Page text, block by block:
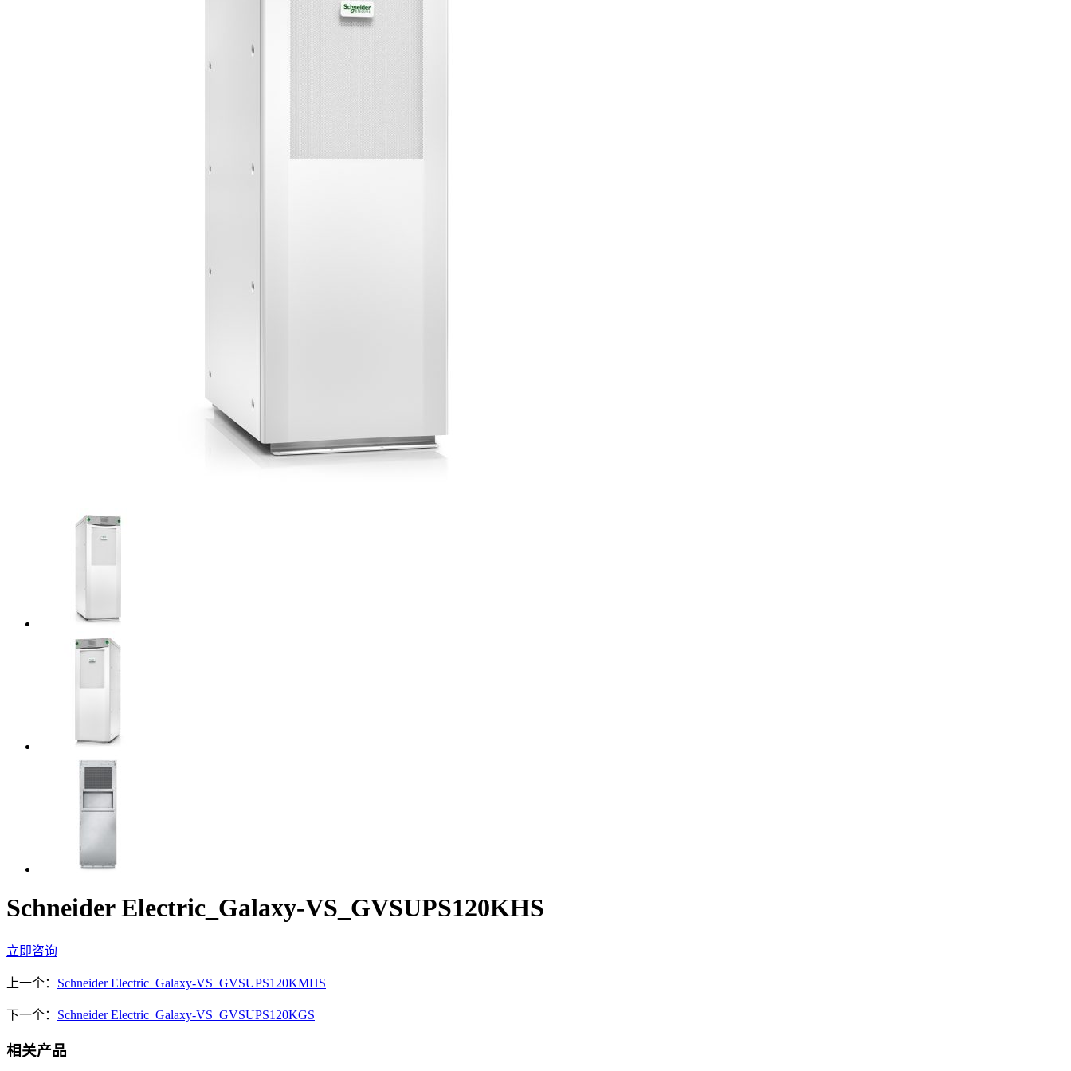
Schneider Electric_Galaxy-VS_GVSUPS120KHS
立即咨询
上一个： Schneider Electric_Galaxy-VS_GVSUPS120KMHS
下一个： Schneider Electric_Galaxy-VS_GVSUPS120KGS
相关产品